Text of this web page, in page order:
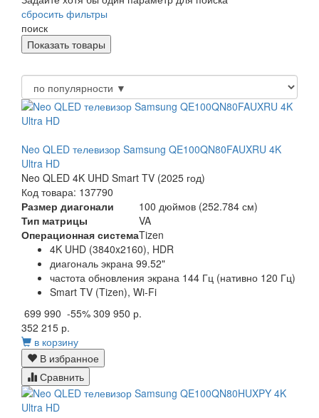
сбросить фильтры
поиск
Neo QLED телевизор Samsung QE100QN80FAUXRU 4K
Ultra HD
Neo QLED 4K UHD Smart TV (2025 год)
Код товара: 137790
Размер диагонали
100 дюймов (252.784 см)
Тип матрицы
VA
Операционная системаTizen
4K UHD (3840x2160), HDR
диагональ экрана 99.52"
частота обновления экрана 144 Гц (нативно 120 Гц)
Smart TV (Tizen), Wi-Fi
699 990 -55% 309 950 р.
352 215 р.
в корзину
В избранное
Сравнить